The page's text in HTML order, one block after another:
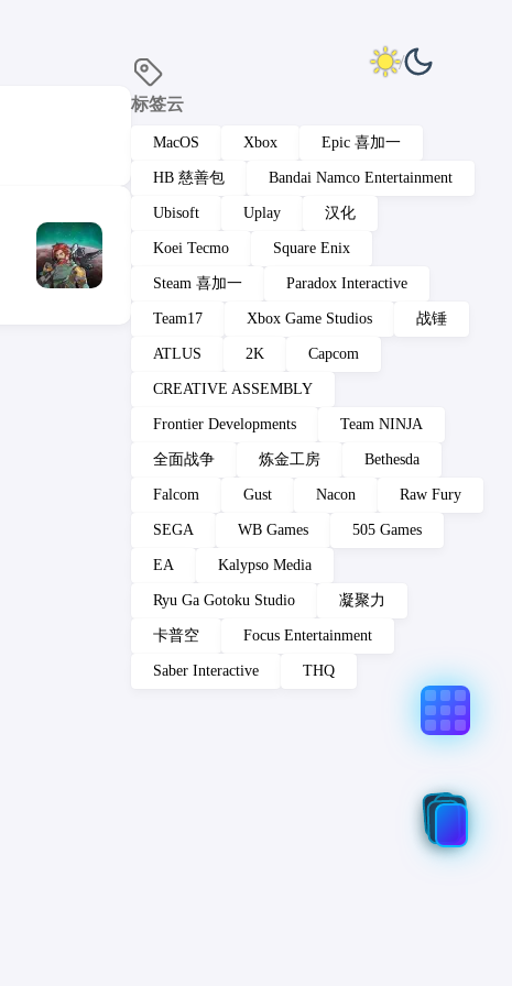
标签云
MacOS Xbox Epic 喜加一
HB 慈善包 Bandai Namco Entertainment
Ubisoft Uplay 汉化
Koei Tecmo Square Enix
Steam 喜加一 Paradox Interactive
Team17 Xbox Game Studios 战锤
ATLUS 2K Capcom
CREATIVE ASSEMBLY
Frontier Developments Team NINJA
全面战争 炼金工房 Bethesda
Falcom Gust Nacon Raw Fury
SEGA WB Games 505 Games
EA Kalypso Media
Ryu Ga Gotoku Studio 凝聚力
卡普空 Focus Entertainment
Saber Interactive THQ